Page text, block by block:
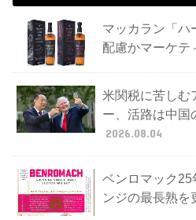
マッカラン「ハ
配慮かマーケテ
米関税に苦しむ
ー、活路は中国
2026.08.04
ベンロマック25
ンジの最長熟を